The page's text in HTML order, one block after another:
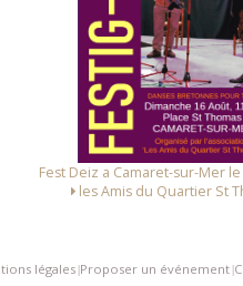
Fest Deiz a Camaret-sur-Mer
les Amis du Quartier St
légales |Proposer un événement |